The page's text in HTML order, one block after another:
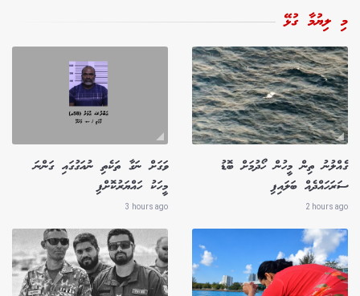
މި ލިޔުމާ ގުޅޭ
ގެއްލުނު ތިން މީހުން ހޯދުމަށް ބޮޑު
ސަރަހައްދެއް ބަލައިފި
2 hours ago
ވަގަށް ނަގާ ތަކެތި ނުއަގުގައި ގަންނަ
މީހަކު ހައްޔަރުކޮށްފި
3 hours ago